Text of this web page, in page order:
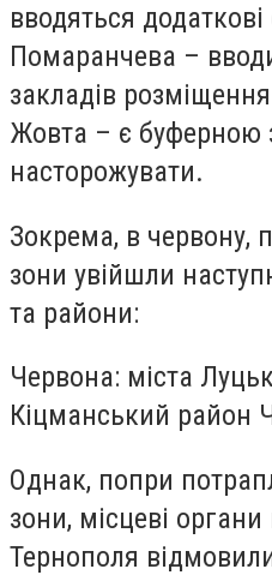
вводяться
Помаранчева –
закладів
Жовта – є буферною
насторожувати.
Зокрема, в червону,
зони увійшли
та райони:
Червона: міста
Кіцманський район
Однак, попри
зони, місцеві
Тернополя